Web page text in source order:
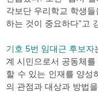
각보단 우리학교 학생
하는 것이 중요하다”고
기호 5번 임대근 후보자
계 시민으로서 공동체
할 수 있는 인재를 양
의 관점과 대상과 방법